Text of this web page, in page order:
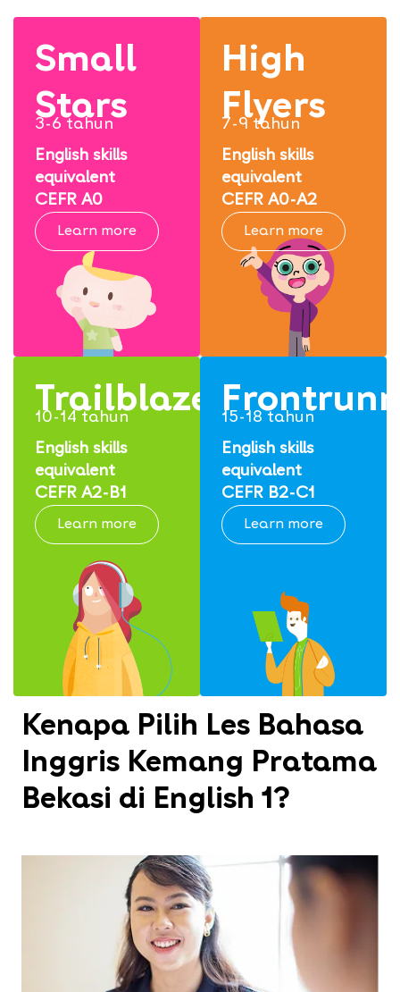
Small
Stars
3-6 tahun
English skills
equivalent
CEFR A0
Learn more
High
Flyers
7-9 tahun
English skills
equivalent
CEFR A0-A2
Learn more
Trailblazers
10-14 tahun
English skills
equivalent
CEFR A2-B1
Learn more
15-18 tahun
English skills
equivalent
CEFR B2-C1
Learn more
Kenapa Pilih Les Bahasa
Inggris Kemang Pratama
Bekasi di English 1?